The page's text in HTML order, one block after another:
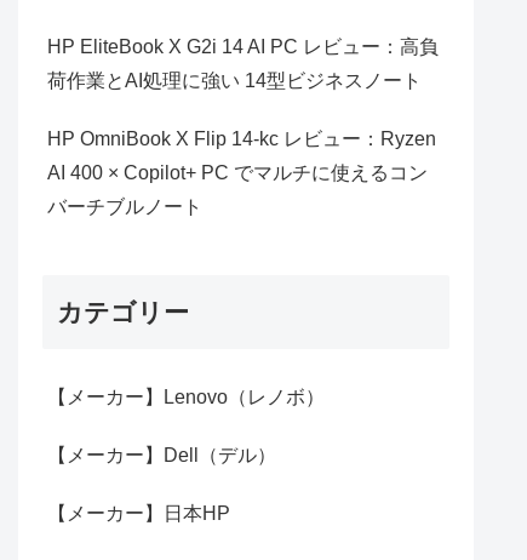
HP EliteBook X G2i 14 AI PC レビュー：高負
荷作業とAI処理に強い 14型ビジネスノート
HP OmniBook X Flip 14-kc レビュー：Ryzen
AI 400 × Copilot+ PC でマルチに使えるコン
バーチブルノート
カテゴリー
【メーカー】Lenovo（レノボ）
【メーカー】Dell（デル）
【メーカー】日本HP